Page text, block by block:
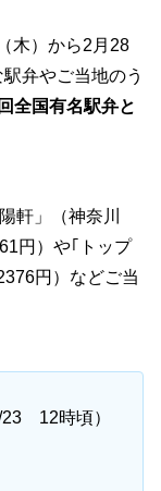
木）から2月28
弁やご当地のう
全国有名駅弁と
軒」（神奈川
円）や｢トップ
円）などご当
23 12時頃）